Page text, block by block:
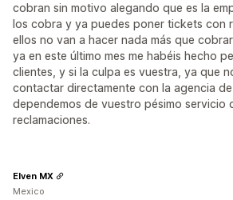
cobran sin motivo alegando que es la
los cobra y ya puedes poner tickets con
ellos no van a hacer nada más que
ya en este último mes me habéis hecho
clientes, y si la culpa es vuestra, ya que
contactar directamente con la agencia
dependemos de vuestro pésimo servicio
reclamaciones.
Elven MX
Mexico